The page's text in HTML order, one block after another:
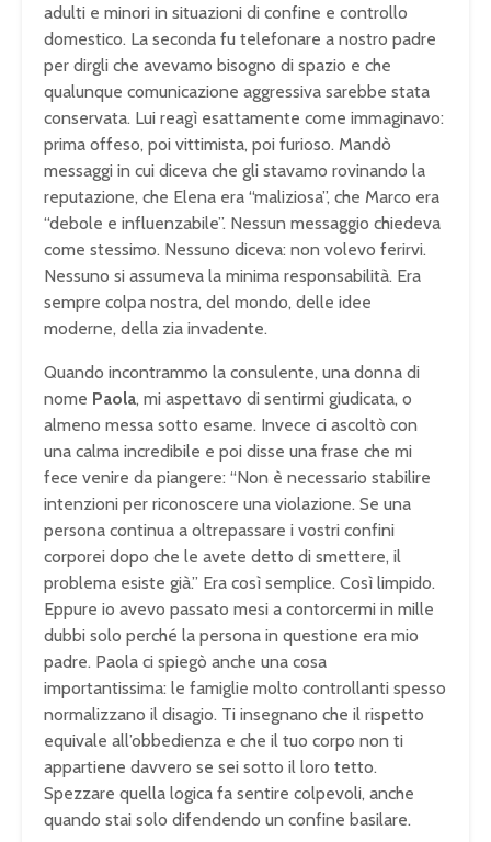
adulti e minori in situazioni di confine e controllo
domestico. La seconda fu telefonare a nostro padre
per dirgli che avevamo bisogno di spazio e che
qualunque comunicazione aggressiva sarebbe stata
conservata. Lui reagì esattamente come immaginavo:
prima offeso, poi vittimista, poi furioso. Mandò
messaggi in cui diceva che gli stavamo rovinando la
reputazione, che Elena era “maliziosa”, che Marco era
“debole e influenzabile”. Nessun messaggio chiedeva
come stessimo. Nessuno diceva: non volevo ferirvi.
Nessuno si assumeva la minima responsabilità. Era
sempre colpa nostra, del mondo, delle idee
moderne, della zia invadente.
Quando incontrammo la consulente, una donna di
nome Paola, mi aspettavo di sentirmi giudicata, o
almeno messa sotto esame. Invece ci ascoltò con
una calma incredibile e poi disse una frase che mi
fece venire da piangere: “Non è necessario stabilire
intenzioni per riconoscere una violazione. Se una
persona continua a oltrepassare i vostri confini
corporei dopo che le avete detto di smettere, il
problema esiste già.” Era così semplice. Così limpido.
Eppure io avevo passato mesi a contorcermi in mille
dubbi solo perché la persona in questione era mio
padre. Paola ci spiegò anche una cosa
importantissima: le famiglie molto controllanti spesso
normalizzano il disagio. Ti insegnano che il rispetto
equivale all’obbedienza e che il tuo corpo non ti
appartiene davvero se sei sotto il loro tetto.
Spezzare quella logica fa sentire colpevoli, anche
quando stai solo difendendo un confine basilare.